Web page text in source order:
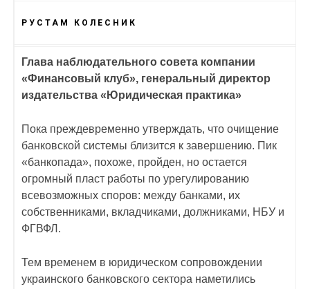
РУСТАМ КОЛЕСНИК
Глава наблюдательного совета компании
«Финансовый клуб», генеральный директор
издательства «Юридическая практика»
Пока преждевременно утверждать, что очищение
банковской системы близится к завершению. Пик
«банкопада», похоже, пройден, но остается
огромный пласт работы по урегулированию
всевозможных споров: между банками, их
собственниками, вкладчиками, должниками, НБУ и
ФГВФЛ.
Тем временем в юридическом сопровождении
украинского банковского сектора наметились